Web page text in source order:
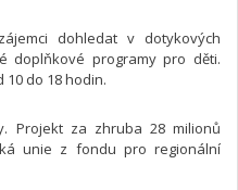
dohledat v dotykových
doplňkové programy pro děti.
do 18 hodin.
Projekt za zhruba 28 milionů
unie z fondu pro regionální